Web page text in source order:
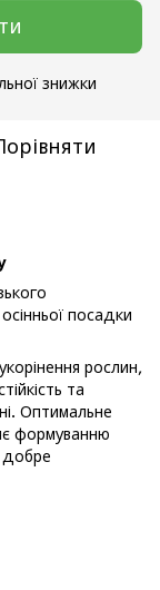
знижки
посадки
рослин,
та
Оптимальне
формуванню
добре